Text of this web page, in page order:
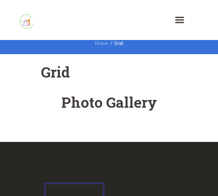
Home Grid
Grid
Photo Gallery